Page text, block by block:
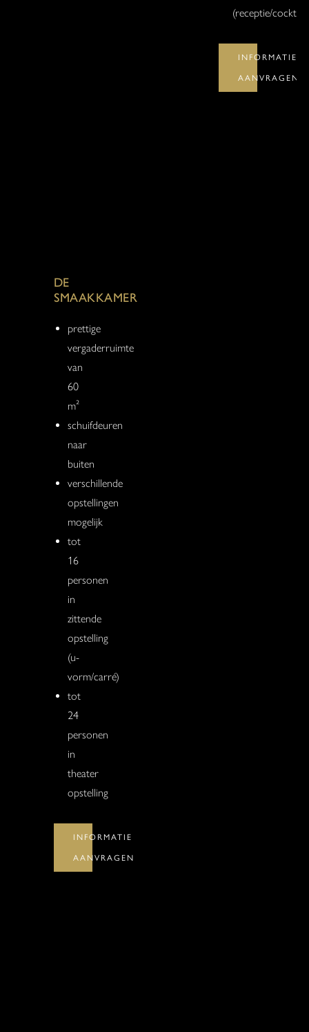
(receptie/cocktail)
INFORMATIE
AANVRAGEN
DE
SMAAKKAMER
prettige
vergaderruimte
van
60
m²
schuifdeuren
naar
buiten
verschillende
opstellingen
mogelijk
tot
16
personen
in
zittende
opstelling
(u-
vorm/carré)
tot
24
personen
in
theater
opstelling
INFORMATIE
AANVRAGEN